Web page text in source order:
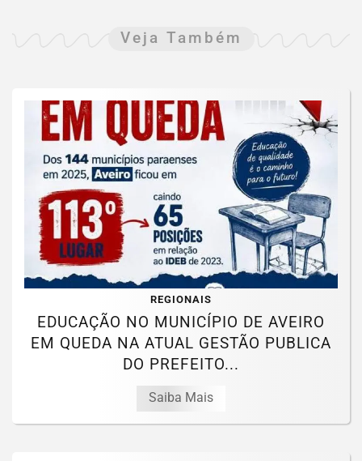
Veja Também
REGIONAIS
EDUCAÇÃO NO MUNICÍPIO DE AVEIRO
EM QUEDA NA ATUAL GESTÃO PUBLICA
DO PREFEITO...
Saiba Mais